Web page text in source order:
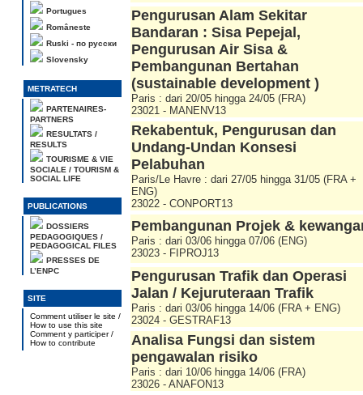
Portugues
Româneste
Ruski - по русски
Slovensky
METRATECH
PARTENAIRES-
PARTNERS
RESULTATS /
RESULTS
TOURISME & VIE
SOCIALE / TOURISM &
SOCIAL LIFE
PUBLICATIONS
DOSSIERS
PEDAGOGIQUES /
PEDAGOGICAL FILES
PRESSES DE
L’ENPC
SITE
Comment utiliser le site /
How to use this site
Comment y participer /
How to contribute
Pengurusan Alam Sekitar
Bandaran : Sisa Pepejal,
Pengurusan Air Sisa &
Pembangunan Bertahan
(sustainable development )
Paris : dari 20/05 hingga 24/05 (FRA)
23021 - MANENV13
Rekabentuk, Pengurusan dan
Undang-Undan Konsesi
Pelabuhan
Paris/Le Havre : dari 27/05 hingga 31/05 (FRA +
ENG)
23022 - CONPORT13
Pembangunan Projek &
Paris : dari 03/06 hingga 07/06 (ENG)
23023 - FIPROJ13
Pengurusan Trafik dan Operasi
Jalan / Kejuruteraan Trafik
Paris : dari 03/06 hingga 14/06 (FRA + ENG)
23024 - GESTRAF13
Analisa Fungsi dan sistem
pengawalan risiko
Paris : dari 10/06 hingga 14/06 (FRA)
23026 - ANAFON13